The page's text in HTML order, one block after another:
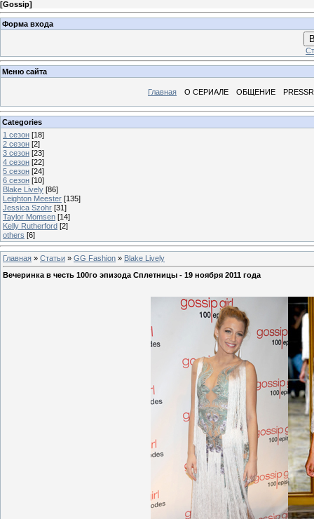
[Gossip]
Форма входа
Меню сайта
Главная О СЕРИАЛЕ ОБЩЕНИЕ
Categories
1 сезон [18]
2 сезон [2]
3 сезон [23]
4 сезон [22]
5 сезон [24]
6 сезон [10]
Blake Lively [86]
Leighton Meester [135]
Jessica Szohr [31]
Taylor Momsen [14]
Kelly Rutherford [2]
others [6]
Главная » Статьи » GG Fashion » Blake Lively
Вечеринка в честь 100го эпизода Сплетницы - 19 ноября 2011 года